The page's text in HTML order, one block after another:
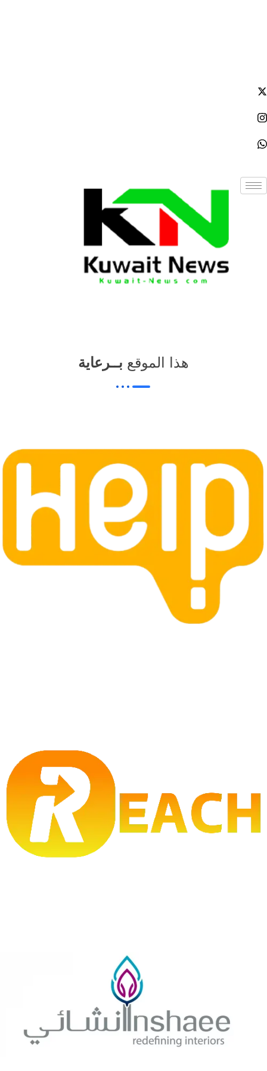
NE
News Elementor
هذا الموقع بــرعاية
اتهمت إيران الولايات المتحدة بانتهاك اتفاق وقف إطلاق النار، بعد تنفيذ
هجمات استهدفت سفينتين في مضيق هرمز إلى جانب مناطق مدنية
جنوب البلاد، وفق ما أعلنته القيادة العسكرية المشتركة العليا الإيرانية
فجر الجمعة. وقال متحدث باسم مقر خاتم الأنبياء، في بيان نقلته